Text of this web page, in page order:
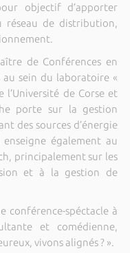
objectif d’apporter
de distribution,
de Conférences en
sein du laboratoire «
l’Université de Corse et
porte sur la gestion
des sources d’énergie
également au
principalement sur les
et à la gestion de
conférence-spéctacle à
et comédienne,
vivons alignés ? ».